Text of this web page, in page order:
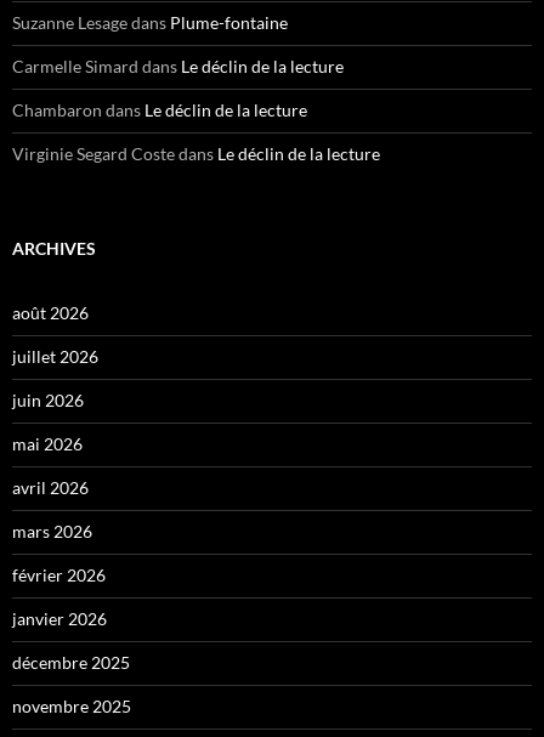
Suzanne Lesagedans Plume-fontaine
Carmelle Simard dans Le déclin de la lecture
Chambaron dans Le déclin de la lecture
Virginie Segard Costedans Le déclin de la lecture
ARCHIVES
août 2026
juillet 2026
juin 2026
mai 2026
avril 2026
mars 2026
février 2026
janvier 2026
décembre 2025
novembre 2025